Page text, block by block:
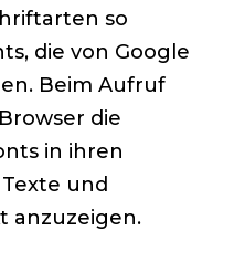
so
die von Google
Beim Aufruf
die
in ihren
und
anzuzeigen.